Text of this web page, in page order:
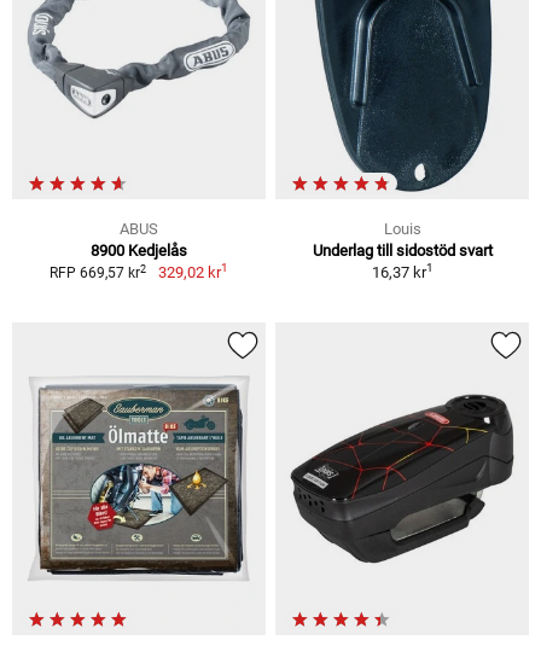
ABUS
8900 Kedjelås
RFP 669,57 kr2 329,02 kr1
Louis
Underlag till sidostöd svart
16,37 kr1